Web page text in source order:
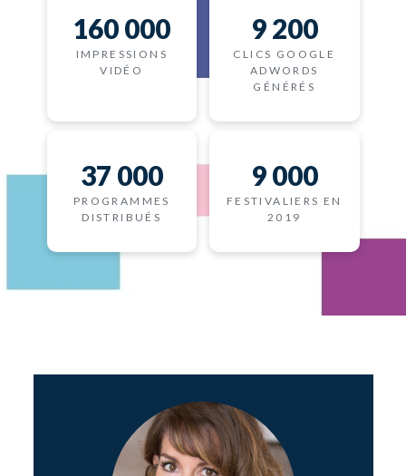
160 000
IMPRESSIONS
VIDÉO
9 200
CLICS GOOGLE
ADWORDS
GÉNÉRÉS
37 000
PROGRAMMES
DISTRIBUÉS
9 000
FESTIVALIERS EN
2019